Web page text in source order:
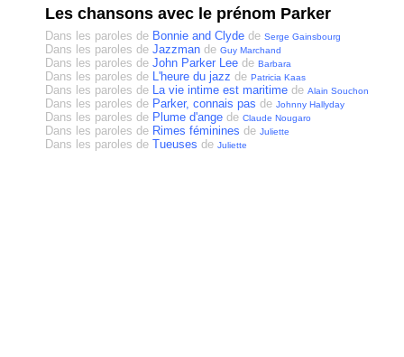
Les chansons avec le prénom Parker
Dans les paroles de Bonnie and Clyde de Serge Gainsbourg
Dans les paroles de Jazzman de Guy Marchand
Dans les paroles de John Parker Lee de Barbara
Dans les paroles de L'heure du jazz de Patricia Kaas
Dans les paroles de La vie intime est maritime de Alain Souchon
Dans les paroles de Parker, connais pas de Johnny Hallyday
Dans les paroles de Plume d'ange de Claude Nougaro
Dans les paroles de Rimes féminines de Juliette
Dans les paroles de Tueuses de Juliette